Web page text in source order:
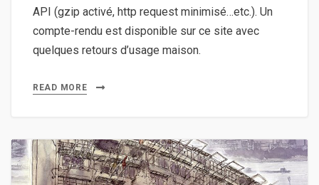
API (gzip activé, http request minimisé…etc.). Un
compte-rendu est disponible sur ce site avec
quelques retours d’usage maison.
READ MORE